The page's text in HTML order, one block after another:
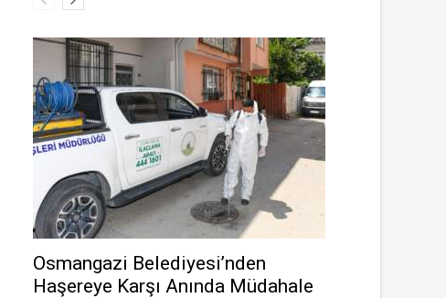
Osmangazi Belediyesi’nden
Haşereye Karşı Anında Müdahale